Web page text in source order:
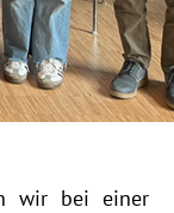
wir bei einer